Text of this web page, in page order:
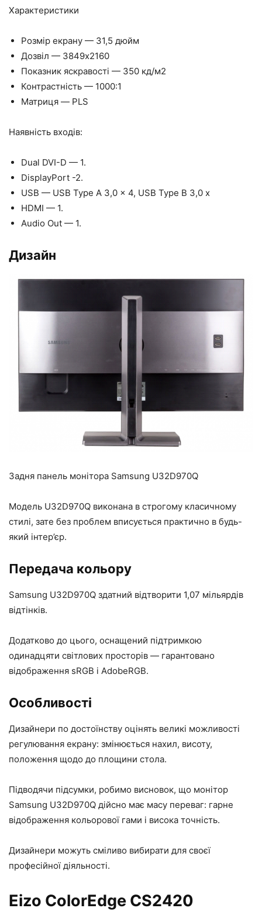
Характеристики
Розмір екрану — 31,5 дюйм
Дозвіл — 3849х2160
Показник яскравості — 350 кд/м2
Контрастність — 1000:1
Матриця — PLS
Наявність входів:
Dual DVI-D — 1.
DisplayPort -2.
USB — USB Type A 3,0 x 4, USB Type B 3,0 х
HDMI — 1.
Audio Out — 1.
Дизайн
Задня панель монітора Samsung U32D970Q
Модель U32D970Q виконана в строгому класичному
стилі, зате без проблем вписується практично в будь-
який інтер’єр.
Передача кольору
Samsung U32D970Q здатний відтворити 1,07 мільярдів
відтінків.
Додатково до цього, оснащений підтримкою
одинадцяти світлових просторів — гарантовано
відображення sRGB і AdobeRGB.
Особливості
Дизайнери по достоїнству оцінять великі можливості
регулювання екрану: змінюється нахил, висоту,
положення щодо до площини стола.
Підводячи підсумки, робимо висновок, що монітор
Samsung U32D970Q дійсно має масу переваг: гарне
відображення кольорової гами і висока точність.
Дизайнери можуть сміливо вибирати для своєї
професійної діяльності.
Eizo ColorEdge CS2420